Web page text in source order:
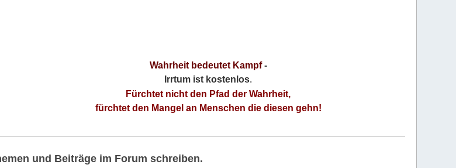
Wahrheit bedeutet Kampf-
Irrtum ist kostenlos.
Fürchtet nicht den Pfad der Wahrheit,
fürchtet den Mangel an Menschen die diesen gehn!
und Beiträge im Forum schreiben.